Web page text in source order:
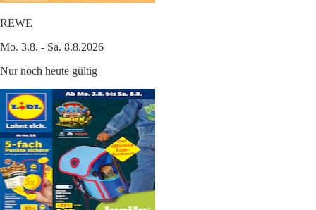
REWE
Mo. 3.8. - Sa. 8.8.2026
Nur noch heute gültig